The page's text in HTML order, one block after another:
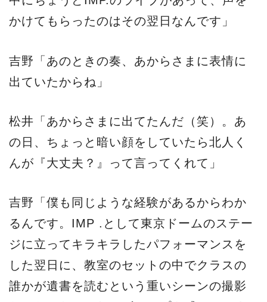
かけてもらったのはその翌日なんです」
吉野「あのときの奏、あからさまに表情に
出ていたからね」
松井「あからさまに出てたんだ（笑）。あ
の日、ちょっと暗い顔をしていたら北人く
んが『大丈夫？』って言ってくれて」
吉野「僕も同じような経験があるからわか
るんです。IMP .として東京ドームのステー
ジに立ってキラキラしたパフォーマンスを
した翌日に、教室のセットの中でクラスの
誰かが遺書を読むという重いシーンの撮影